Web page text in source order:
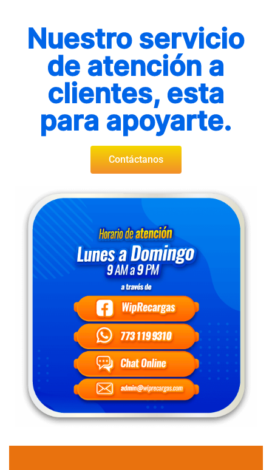
Nuestro servicio
de atención a
clientes, esta
para apoyarte.
Contáctanos